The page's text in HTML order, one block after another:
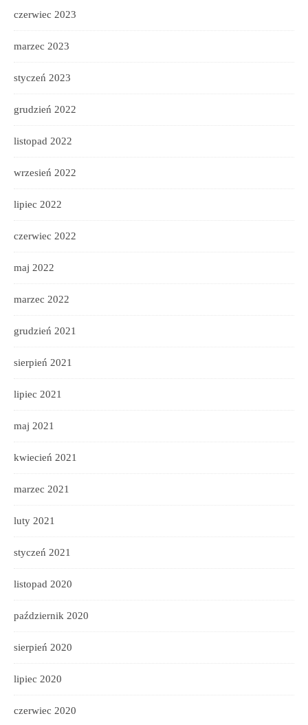
czerwiec 2023
marzec 2023
styczeń 2023
grudzień 2022
listopad 2022
wrzesień 2022
lipiec 2022
czerwiec 2022
maj 2022
marzec 2022
grudzień 2021
sierpień 2021
lipiec 2021
maj 2021
kwiecień 2021
marzec 2021
luty 2021
styczeń 2021
listopad 2020
październik 2020
sierpień 2020
lipiec 2020
czerwiec 2020